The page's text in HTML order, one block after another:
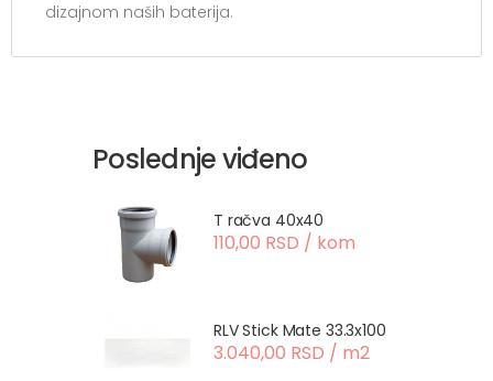
dizajnom naših baterija.
Poslednje viđeno
T račva 40x40
110,00 RSD / kom
RLV Stick Mate 33.3x100
3.040,00 RSD / m2